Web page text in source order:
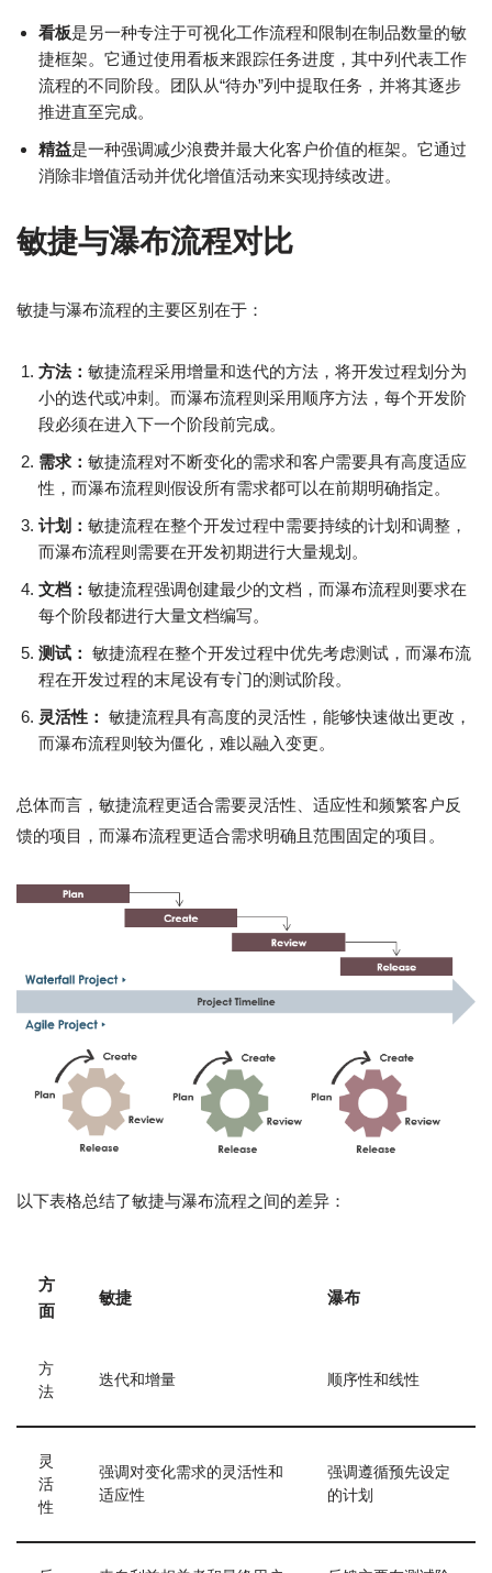
看板是另一种专注于可视化工作流程和限制在制品数量的敏
捷框架。它通过使用看板来跟踪任务进度，其中列代表工作
流程的不同阶段。团队从“待办”列中提取任务，并将其逐步
推进直至完成。
精益是一种强调减少浪费并最大化客户价值的框架。它通过
消除非增值活动并优化增值活动来实现持续改进。
敏捷与瀑布流程对比
敏捷与瀑布流程的主要区别在于：
方法： 敏捷流程采用增量和迭代的方法，将开发过程划分为
小的迭代或冲刺。而瀑布流程则采用顺序方法，每个开发阶
段必须在进入下一个阶段前完成。
需求： 敏捷流程对不断变化的需求和客户需要具有高度适应
性，而瀑布流程则假设所有需求都可以在前期明确指定。
计划： 敏捷流程在整个开发过程中需要持续的计划和调整，
而瀑布流程则需要在开发初期进行大量规划。
文档： 敏捷流程强调创建最少的文档，而瀑布流程则要求在
每个阶段都进行大量文档编写。
测试： 敏捷流程在整个开发过程中优先考虑测试，而瀑布流
程在开发过程的末尾设有专门的测试阶段。
灵活性： 敏捷流程具有高度的灵活性，能够快速做出更改，
而瀑布流程则较为僵化，难以融入变更。
总体而言，敏捷流程更适合需要灵活性、适应性和频繁客户反
馈的项目，而瀑布流程更适合需求明确且范围固定的项目。
以下表格总结了敏捷与瀑布流程之间的差异：
方
面
敏捷 瀑布
方
法
迭代和增量 顺序性和线性
灵
活
性
强调对变化需求的灵活性和
适应性
强调遵循预先设定
的计划